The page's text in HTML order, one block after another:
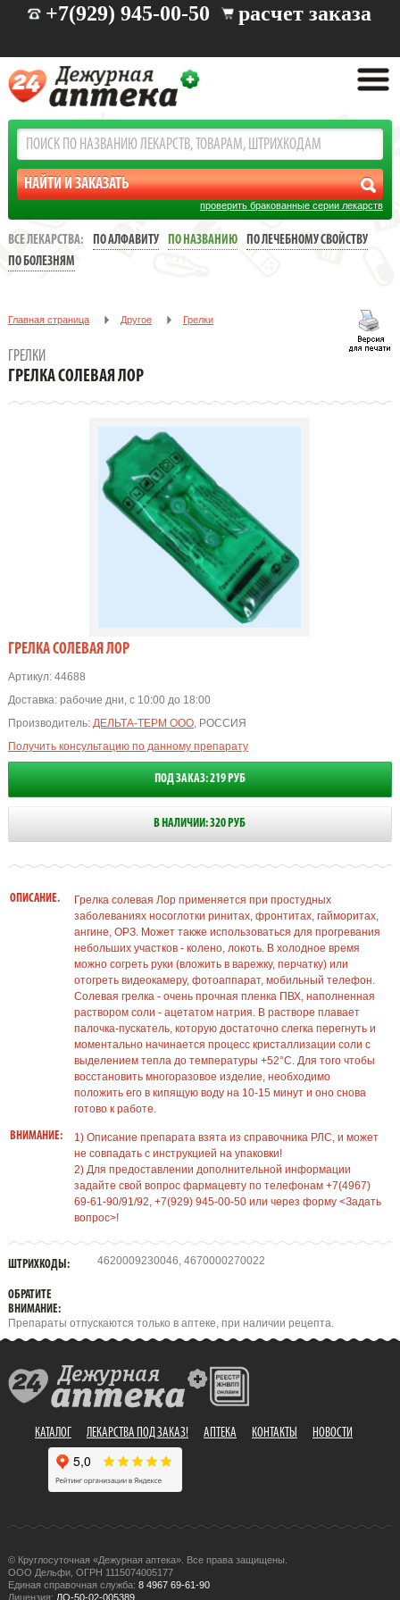
+7(929) 945-00-50 расчет заказа
проверить бракованные серии лекарств
ВСЕ ЛЕКАРСТВА: ПО АЛФАВИТУ ПО НАЗВАНИЮ
ПО ЛЕЧЕБНОМУ СВОЙСТВУ
ПО БОЛЕЗНЯМ
Главная страница Другое Грелки
ГРЕЛКИ
ГРЕЛКА СОЛЕВАЯ ЛОР
ГРЕЛКА СОЛЕВАЯ ЛОР
Артикул:44688
Доставка: рабочие дни, с 10:00 до 18:00
Производитель: ДЕЛЬТА-ТЕРМ ООО, РОССИЯ
Получить консультацию по данному препарату
ПОД ЗАКАЗ: 219 РУБ
В НАЛИЧИИ: 320 РУБ
ОПИСАНИЕ.
Грелка солевая Лор применяется при простудных
заболеваниях носоглотки ринитах, фронтитах, гайморитах,
ангине, ОРЗ. Может также использоваться для прогревания
небольших участков - колено, локоть. В холодное время
можно согреть руки (вложить в варежку, перчатку) или
отогреть видеокамеру, фотоаппарат, мобильный телефон.
Солевая грелка - очень прочная пленка ПВХ, наполненная
раствором соли - ацетатом натрия. В растворе плавает
палочка-пускатель, которую достаточно слегка перегнуть и
моментально начинается процесс кристаллизации соли с
выделением тепла до температуры +52°C. Для того чтобы
восстановить многоразовое изделие, необходимо
положить его в кипящую воду на 10-15 минут и оно снова
готово к работе.
ВНИМАНИЕ:
1) Описание препарата взята из справочника РЛС, и может
не совпадать с инструкцией на упаковки!
2) Для предоставлении дополнительной информации
задайте свой вопрос фармацевту по телефонам +7(4967)
69-61-90/91/92, +7(929) 945-00-50 или через форму <Задать
вопрос>!
ШТРИХКОДЫ: 4620009230046, 4670000270022
ОБРАТИТЕ
ВНИМАНИЕ:
Препараты отпускаются только в аптеке, при наличии рецепта.
КАТАЛОГ ЛЕКАРСТВА ПОД ЗАКАЗ! АПТЕКА КОНТАКТЫ НОВОСТИ
© Круглосуточная «Дежурная аптека». Все права защищены.
ООО Дельфи, ОГРН 1115074005177
Единая справочная служба: 8 4967 69-61-90
Лицензия: ЛО-50-02-005389